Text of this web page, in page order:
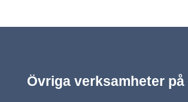
Övriga verksamheter